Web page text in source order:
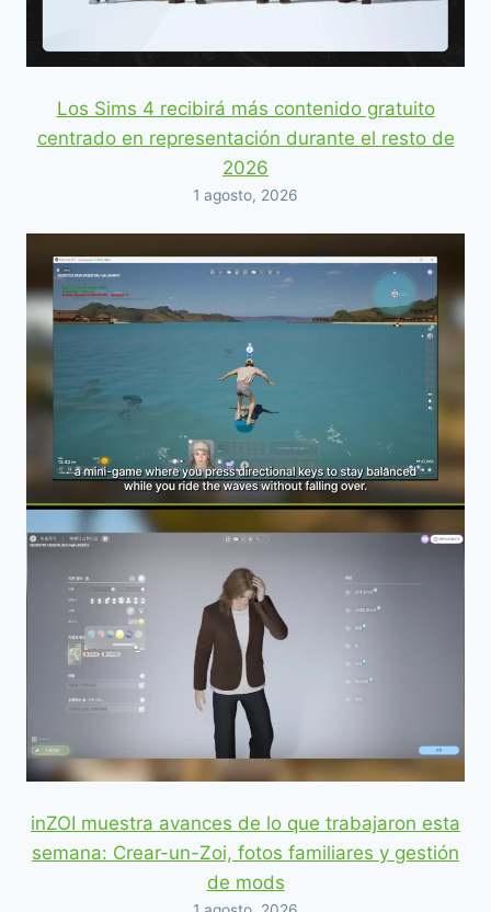
Los Sims 4 recibirá más contenido gratuito
centrado en representación durante el resto de
2026
1 agosto, 2026
inZOI muestra avances de lo que trabajaron esta
semana: Crear-un-Zoi, fotos familiares y gestión
de mods